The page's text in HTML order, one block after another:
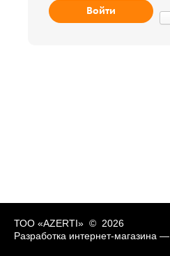
ТОО «AZERTI» © 2026
Разработка интернет-магазина —